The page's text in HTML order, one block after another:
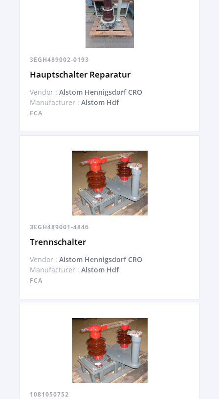
3EGH489002-0193
Hauptschalter Reparatur
Vendor : Alstom Hennigsdorf CRO
Manufacturer : Alstom Hdf
FCA
3EGH489001-4846
Trennschalter
Vendor : Alstom Hennigsdorf CRO
Manufacturer : Alstom Hdf
FCA
1081050752